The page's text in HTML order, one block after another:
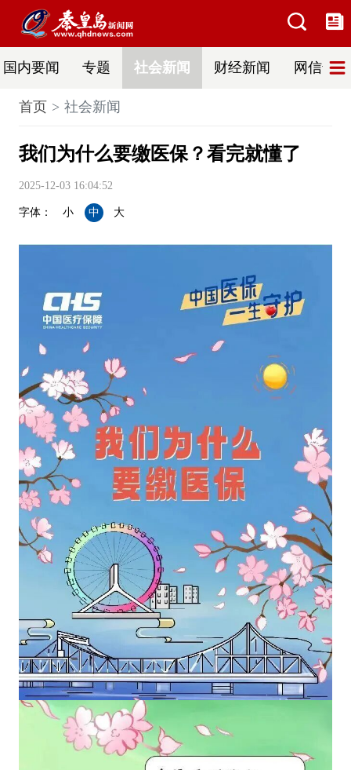
国内要闻 专题 社会新闻 财经新闻 网信普法
首页 社会新闻
我们为什么要缴医保？看完就懂了
2025-12-03 16:04:52
字体： 小 中 大